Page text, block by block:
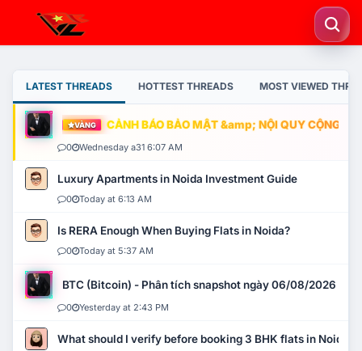
LATEST THREADS HOTTEST THREADS MOST VIEWED
VÀNG CẢNH BÁO BẢO MẬT &amp; NỘI QUY CỘNG
0 Wednesday a31 6:07 AM
Luxury Apartments in Noida Investment Guide
0 Today at 6:13 AM
Is RERA Enough When Buying Flats in Noida?
0 Today at 5:37 AM
BTC (Bitcoin) - Phân tích snapshot ngày 06/08/2026
0 Yesterday at 2:43 PM
What should I verify before booking 3 BHK flats in Noida?